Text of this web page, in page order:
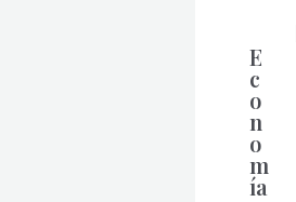
E
c
o
n
o
m
ía